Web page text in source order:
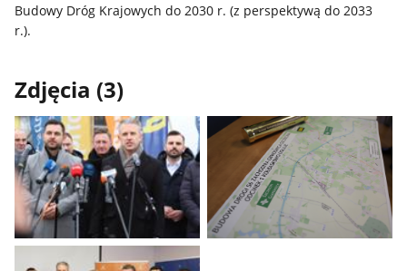
Budowy Dróg Krajowych do 2030 r. (z perspektywą do 2033
r.).
Zdjęcia (3)
Pokaż